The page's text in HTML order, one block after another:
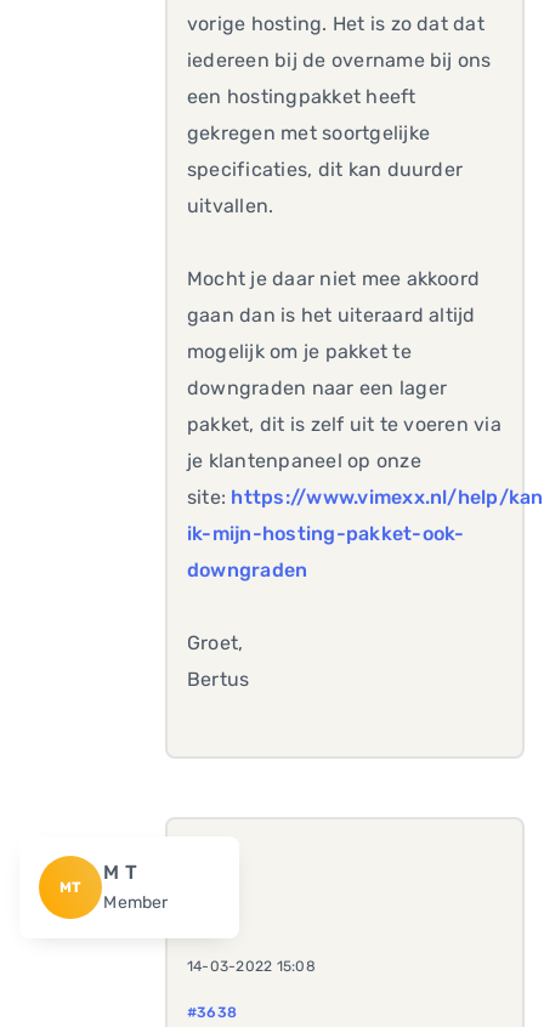
vorige hosting. Het is zo dat dat
iedereen bij de overname bij ons
een hostingpakket heeft
gekregen met soortgelijke
specificaties, dit kan duurder
uitvallen.
Mocht je daar niet mee akkoord
gaan dan is het uiteraard altijd
mogelijk om je pakket te
downgraden naar een lager
pakket, dit is zelf uit te voeren via
je klantenpaneel op onze
site: https://www.vimexx.nl/help/
ik-mijn-hosting-pakket-ook-
downgraden
Groet,
Bertus
MT
M T
Member
14-03-2022 15:08
#3638